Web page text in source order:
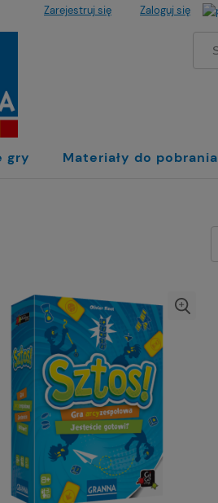
Zarejestruj się Zaloguj się
gry Materiały do pobrania